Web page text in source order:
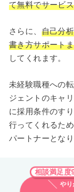
て無料でサービ
さらに、 自己分
書き方サポート
してくれます。
未経験職種への
ジェントのキャ
に採用条件のす
行ってくれるた
パートナーとなり
相談満足度
やり